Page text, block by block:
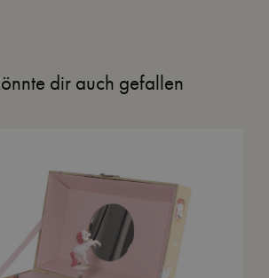
dir auch gefallen